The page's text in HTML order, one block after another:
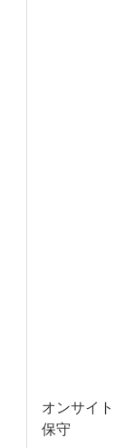
オンサイト
保守